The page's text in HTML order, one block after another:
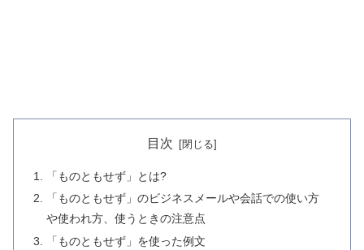
目次
「ものともせず」とは?
「ものともせず」のビジネスメールや会話での使い方
や使われ方、使うときの注意点
「ものともせず」を使った例文